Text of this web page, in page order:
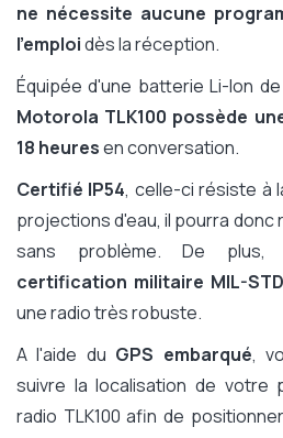
ne nécessite aucune
l'emploidès la réception.
Équipée d'une batterie Li-Ion
Motorola TLK100 possède
18 heuresen conversation.
Certifié IP54, celle-ci résiste à
projections d'eau, il pourra
sans problème. De plus,
certification militaire MIL-
une radio très robuste.
A l'aide du GPS embarqué,
suivre la localisation de votre
radio TLK100 afin de